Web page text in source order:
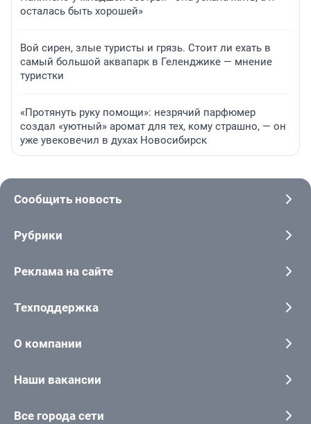
осталась быть хорошей»
Вой сирен, злые туристы и грязь. Стоит ли ехать в
самый большой аквапарк в Геленджике — мнение
туристки
«Протянуть руку помощи»: незрячий парфюмер
создал «уютный» аромат для тех, кому страшно, — он
уже увековечил в духах Новосибирск
Сообщить новость
Рубрики
Реклама на сайте
Техподдержка
О компании
Наши вакансии
Все города сети